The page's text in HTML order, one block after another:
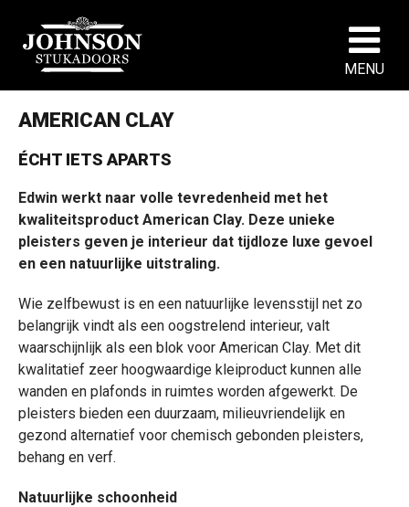
MENU
AMERICAN CLAY
ÉCHT IETS APARTS
Edwin werkt naar volle tevredenheid met het
kwaliteitsproduct American Clay. Deze unieke
pleisters geven je interieur dat tijdloze luxe gevoel
en een natuurlijke uitstraling.
Wie zelfbewust is en een natuurlijke levensstijl net zo
belangrijk vindt als een oogstrelend interieur, valt
waarschijnlijk als een blok voor American Clay. Met dit
kwalitatief zeer hoogwaardige kleiproduct kunnen alle
wanden en plafonds in ruimtes worden afgewerkt. De
pleisters bieden een duurzaam, milieuvriendelijk en
gezond alternatief voor chemisch gebonden pleisters,
behang en verf.
Natuurlijke schoonheid